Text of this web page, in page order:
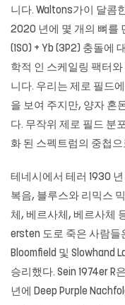
니다. Waltons가이 달콤
2020 년에 몇 개의 뼈를
(1S0) + Yb (3P2) 충돌에
학적 인 스케일링 팩터
니다. 우리는 제로 필드
을 보여 주지만, 양자 혼
다. 무작위 제로 필드 분
화 된 스펙트럼의 중첩
테네시에서 테러 1930
복음, 블루스와 리믹스
체, 베르사체, 베르사체
ersten 도로 죽은 사람들
Bloomfield 및 Slowhand
승리했다. Sein 1974er R
년에 Deep Purple